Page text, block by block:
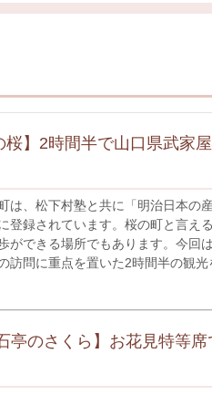
桜】2時間半で山口県武家
は、松下村塾と共に「明治日本の
登録されています。桜の町と言え
ができる場所でもあります。今回
訪問に重点を置いた2時間半の観光
亭のさくら】お花見特等